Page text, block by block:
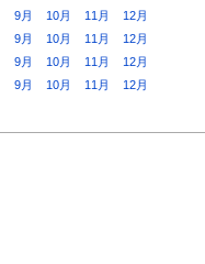
9月 10月 11月
12月
9月 10月 11月
12月
9月 10月 11月
12月
9月 10月 11月
12月